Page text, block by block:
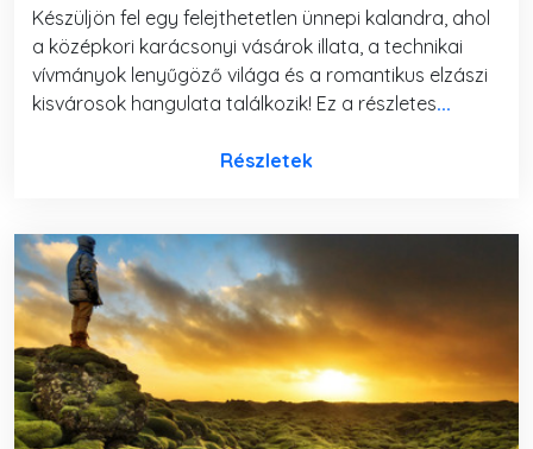
Készüljön fel egy felejthetetlen ünnepi kalandra, ahol
a középkori karácsonyi vásárok illata, a technikai
vívmányok lenyűgöző világa és a romantikus elzászi
kisvárosok hangulata találkozik! Ez a részletes...
Részletek